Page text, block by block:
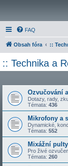
FAQ
Obsah fóra ::
:: Technika a
Ozvučování
Dotazy, rady,
Témata: 436
Mikrofony a
Dynamické,
Témata: 552
Mixážní pulty
Pro živé
Témata: 260